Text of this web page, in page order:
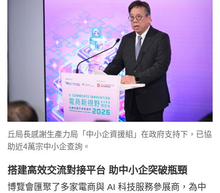
丘局長感謝生產力局「中小企資援組」在政府支持下，已協
助近4萬宗中小企查詢。
搭建高效交流對接平台 助中小企突破瓶頸
博覽會匯聚了多家電商與 AI 科技服務參展商，為中